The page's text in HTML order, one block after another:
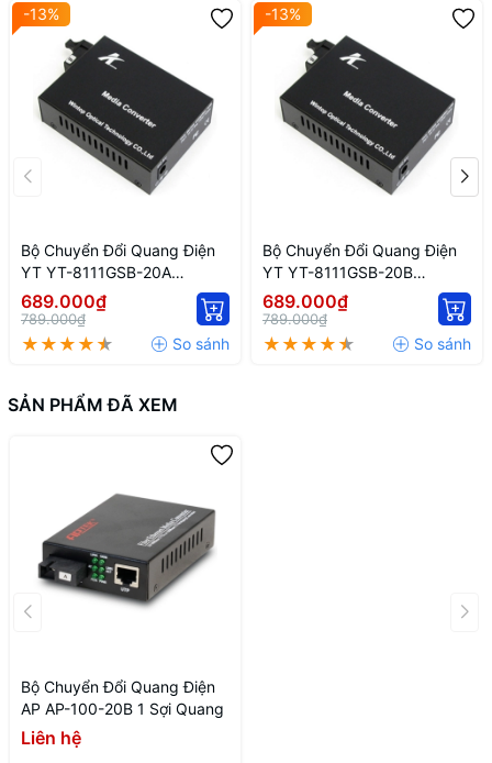
-13%
Bộ Chuyển Đổi Quang Điện
YT YT-8111GSB-20A
10/100/1000M 1 Sợi Quang
689.000₫
789.000₫
-13%
Bộ Chuyển Đổi Quang Điện
YT YT-8111GSB-20B
10/100/1000M 1 Sợi Quang
689.000₫
789.000₫
SẢN PHẨM ĐÃ XEM
Bộ Chuyển Đổi Quang Điện
AP AP-100-20B 1 Sợi Quang
Liên hệ